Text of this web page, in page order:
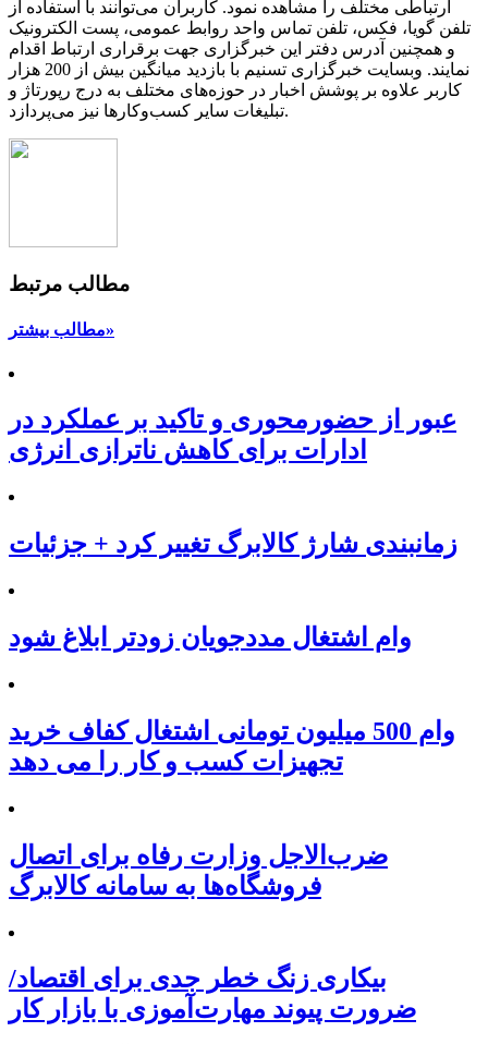
ارتباطی مختلف را مشاهده نمود. کاربران می‌توانند با استفاده از
تلفن گویا، فکس، تلفن تماس واحد روابط عمومی، پست الکترونیک
و همچنین آدرس دفتر این خبرگزاری جهت برقراری ارتباط اقدام
نمایند. وبسایت خبرگزاری تسنیم با بازدید میانگین بیش از 200 هزار
کاربر علاوه بر پوشش اخبار در حوزه‌های مختلف به درج رپورتاژ و
تبلیغات سایر کسب‌وکارها نیز می‌پردازد.
مطالب مرتبط
مطالب بیشتر»
عبور از حضورمحوری و تاکید بر عملکرد در
ادارات برای کاهش ناترازی انرژی
زمانبندی شارژ کالابرگ تغییر کرد + جزئیات
وام اشتغال مددجویان زودتر ابلاغ شود
وام 500 میلیون تومانی اشتغال کفاف خرید
تجهیزات کسب و کار را می دهد
ضرب‌الاجل وزارت رفاه برای اتصال
فروشگاه‌ها به سامانه کالابرگ
بیکاری زنگ خطر جدی برای اقتصاد/
ضرورت پیوند مهارت‌آموزی با بازار کار